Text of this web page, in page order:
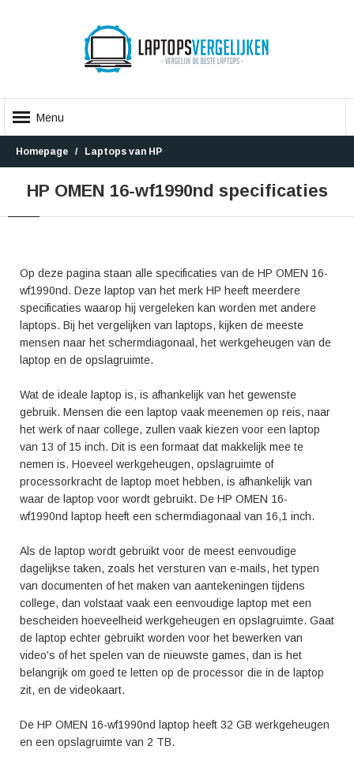
Menu
Homepage Laptops van HP
HP OMEN 16-wf1990nd specificaties
Op deze pagina staan alle specificaties van de HP OMEN 16-
wf1990nd. Deze laptop van het merk HP heeft meerdere
specificaties waarop hij vergeleken kan worden met andere
laptops. Bij het vergelijken van laptops, kijken de meeste
mensen naar het schermdiagonaal, het werkgeheugen van de
laptop en de opslagruimte.
Wat de ideale laptop is, is afhankelijk van het gewenste
gebruik. Mensen die een laptop vaak meenemen op reis, naar
het werk of naar college, zullen vaak kiezen voor een laptop
van 13 of 15 inch. Dit is een formaat dat makkelijk mee te
nemen is. Hoeveel werkgeheugen, opslagruimte of
processorkracht de laptop moet hebben, is afhankelijk van
waar de laptop voor wordt gebruikt. De HP OMEN 16-
wf1990nd laptop heeft een schermdiagonaal van 16,1 inch.
Als de laptop wordt gebruikt voor de meest eenvoudige
dagelijkse taken, zoals het versturen van e-mails, het typen
van documenten of het maken van aantekeningen tijdens
college, dan volstaat vaak een eenvoudige laptop met een
bescheiden hoeveelheid werkgeheugen en opslagruimte. Gaat
de laptop echter gebruikt worden voor het bewerken van
video's of het spelen van de nieuwste games, dan is het
belangrijk om goed te letten op de processor die in de laptop
zit, en de videokaart.
De HP OMEN 16-wf1990nd laptop heeft 32 GB werkgeheugen
en een opslagruimte van 2 TB.